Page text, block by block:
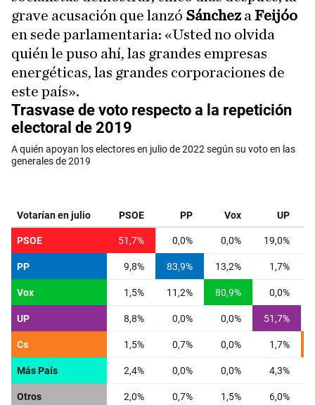
grave acusación que lanzó Sáncheza Feijóo
en sede parlamentaria: «Usted no olvida
quién le puso ahí, las grandes empresas
energéticas, las grandes corporaciones de
este país».